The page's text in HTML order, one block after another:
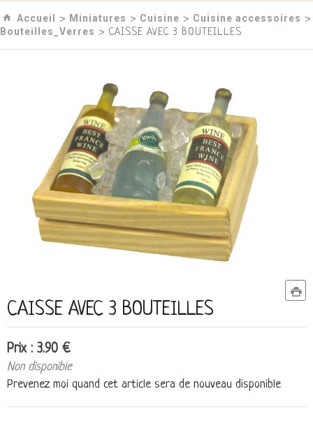
Accueil › Miniatures › Cuisine › Cuisine accessoires ›
Bouteilles_Verres › CAISSE AVEC 3 BOUTEILLES
CAISSE AVEC 3 BOUTEILLES
Prix : 3.90 €
Non disponible
Prevenez moi quand cet article sera de nouveau disponible